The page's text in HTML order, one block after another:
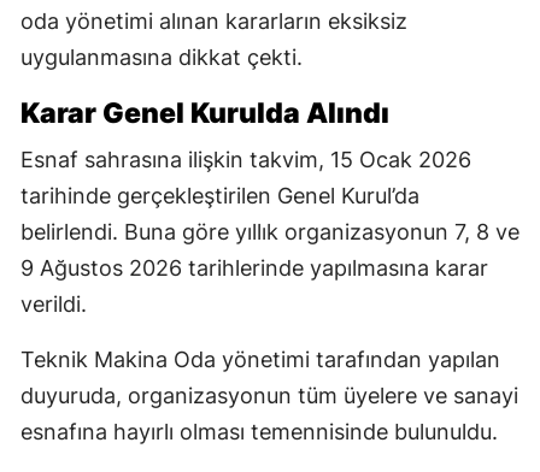
oda yönetimi alınan kararların eksiksiz
uygulanmasına dikkat çekti.
Karar Genel Kurulda Alındı
Esnaf sahrasına ilişkin takvim, 15 Ocak 2026
tarihinde gerçekleştirilen Genel Kurul’da
belirlendi. Buna göre yıllık organizasyonun 7, 8 ve
9 Ağustos 2026 tarihlerinde yapılmasına karar
verildi.
Teknik Makina Oda yönetimi tarafından yapılan
duyuruda, organizasyonun tüm üyelere ve sanayi
esnafına hayırlı olması temennisinde bulunuldu.